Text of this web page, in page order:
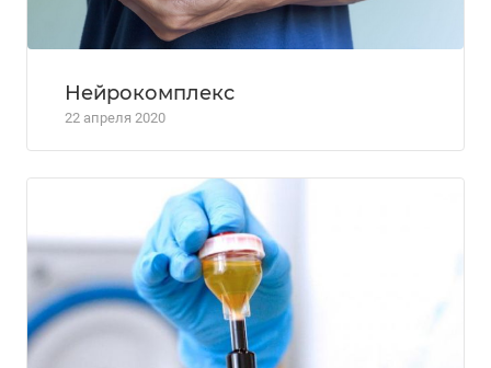
Нейрокомплекс
22 апреля 2020